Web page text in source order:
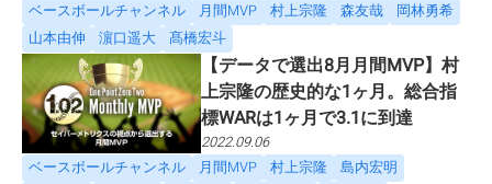
ベースボールチャンネル
月間MVP 村上宗隆 森友哉
岡林勇希
山本由伸
濵口遥大 髙橋宏斗
【データで選出8月月間MVP】村
上宗隆の歴史的な1ヶ月。総合指
標WARは1ヶ月で3.1に到達
2022.09.06
ベースボールチャンネル
月間MVP 村上宗隆
島内宏明